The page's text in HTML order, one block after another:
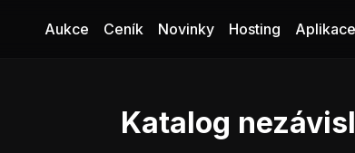
Aukce Ceník Novinky Hosting Aplikace
Katalog